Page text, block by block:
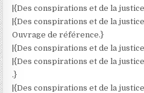
|{Des conspirations et de la
|{Des conspirations et de la
Ouvrage de référence.}
|{Des conspirations et de la
|{Des conspirations et de la
.}
|{Des conspirations et de la